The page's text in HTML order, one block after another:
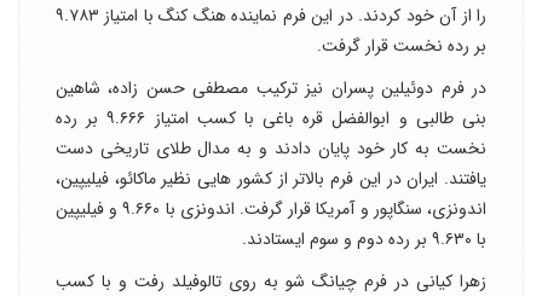
را از آن خود کردند. در این فرم نماینده هنگ کنگ با امتیاز ۹.۷۸۳
بر رده نخست قرار گرفت.
در فرم دوئیلین پسران نیز ترکیب مصطفی حسن زاده، شاهین
بنی طالبی و ابوالفضل قره باغی با کسب امتیاز ۹.۶۶۶ بر رده
نخست به کار خود پایان دادند و به مدال طلای تاریخی دست
یافتند. ایران در این فرم بالاتر از کشور هایی نظیر ماکائو، فیلیپین،
اندونزی، سنگاپور و آمریکا قرار گرفت. اندونزی با ۹.۶۶۰ و فیلیپین
با ۹.۶۳۰ بر رده دوم و سوم ایستادند.
زهرا کیانی در فرم چیانگ شو به روی تالوفیلد رفت و با کسب